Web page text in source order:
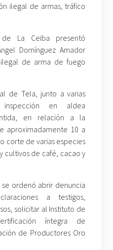
ilegal de armas, tráfico
La Ceiba presentó
Domínguez Amador
de arma de fuego
de Tela, junto a varias
inspección en aldea
en relación a la
aproximadamente 10 a
corte de varias especies
cultivos de café, cacao y
ordenó abrir denuncia
a testigos,
solicitar al Instituto de
íntegra de
de Productores Oro